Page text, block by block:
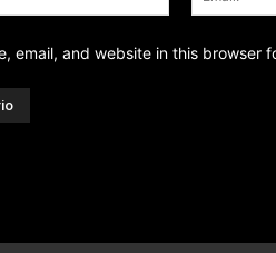
email, and website in this browser